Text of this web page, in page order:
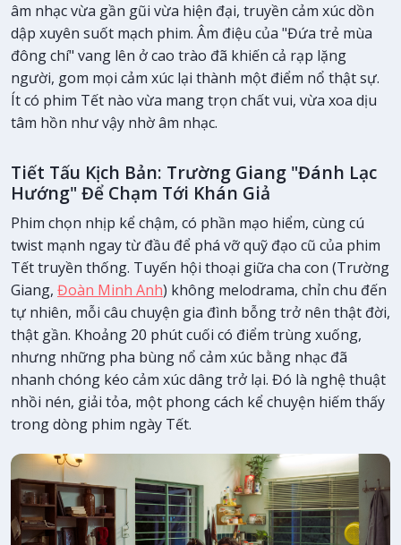
âm nhạc vừa gần gũi vừa hiện đại, truyền cảm xúc dồn
dập xuyên suốt mạch phim. Âm điệu của "Đứa trẻ mùa
đông chí" vang lên ở cao trào đã khiến cả rạp lặng
người, gom mọi cảm xúc lại thành một điểm nổ thật sự.
Ít có phim Tết nào vừa mang trọn chất vui, vừa xoa dịu
tâm hồn như vậy nhờ âm nhạc.
Tiết Tấu Kịch Bản: Trường Giang "Đánh Lạc
Hướng" Để Chạm Tới Khán Giả
Phim chọn nhịp kể chậm, có phần mạo hiểm, cùng cú
twist mạnh ngay từ đầu để phá vỡ quỹ đạo cũ của phim
Tết truyền thống. Tuyến hội thoại giữa cha con (Trường
Giang, Đoàn Minh Anh) không melodrama, chỉn chu đến
tự nhiên, mỗi câu chuyện gia đình bỗng trở nên thật đời,
thật gần. Khoảng 20 phút cuối có điểm trùng xuống,
nhưng những pha bùng nổ cảm xúc bằng nhạc đã
nhanh chóng kéo cảm xúc dâng trở lại. Đó là nghệ thuật
nhồi nén, giải tỏa, một phong cách kể chuyện hiếm thấy
trong dòng phim ngày Tết.